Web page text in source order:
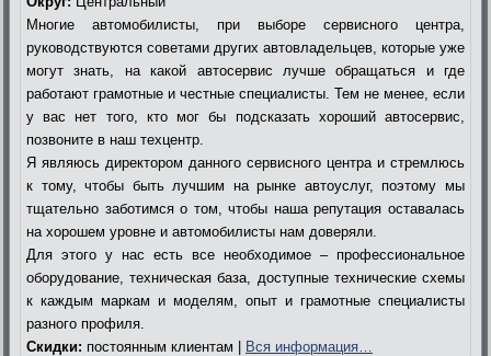
Многие автомобилисты, при выборе сервисного центра,
руководствуются советами других автовладельцев, которые уже
могут знать, на какой автосервис лучше обращаться и где
работают грамотные и честные специалисты. Тем не менее, если
у вас нет того, кто мог бы подсказать хороший автосервис,
позвоните в наш техцентр.
Я являюсь директором данного сервисного центра и стремлюсь
к тому, чтобы быть лучшим на рынке автоуслуг, поэтому мы
тщательно заботимся о том, чтобы наша репутация оставалась
на хорошем уровне и автомобилисты нам доверяли.
Для этого у нас есть все необходимое – профессиональное
оборудование, техническая база, доступные технические схемы
к каждым маркам и моделям, опыт и грамотные специалисты
разного профиля.
Скидки: постоянным клиентам | Вся информация…